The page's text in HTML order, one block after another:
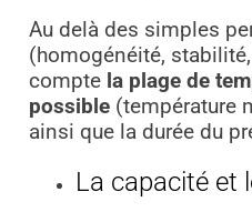
Au delà des simples
(homogénéité,
compte la plage de
possible(température
ainsi que la durée du
La capacité et